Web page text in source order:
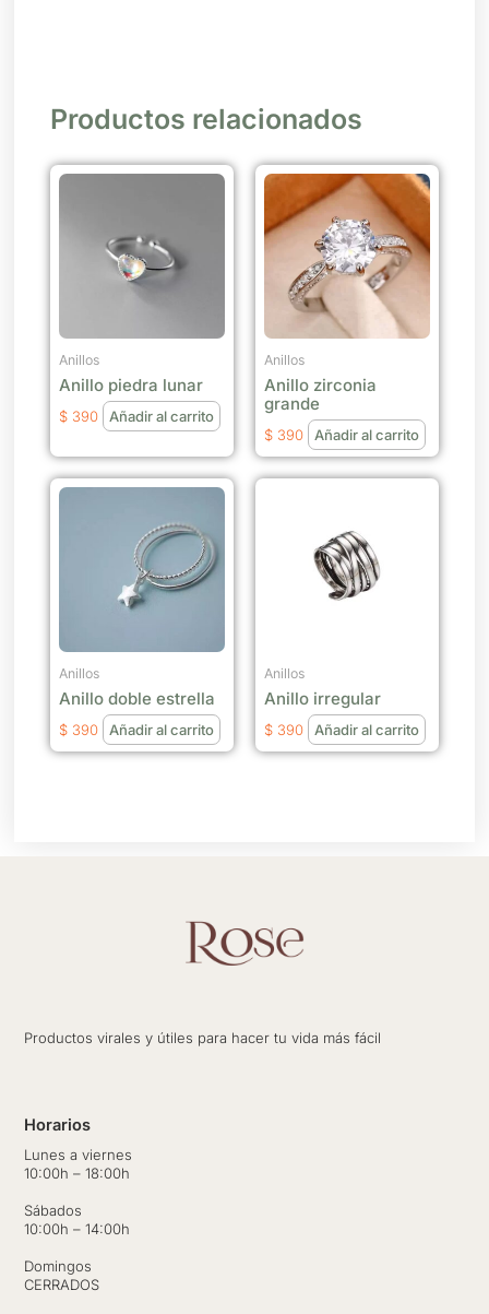
Productos relacionados
Anillos
Anillo piedra lunar
$ 390 Añadir al carrito
Anillos
Anillo zirconia
grande
$ 390 Añadir al carrito
Anillos
Anillo doble estrella
$ 390 Añadir al carrito
Anillos
Anillo irregular
$ 390 Añadir al carrito
Productos virales y útiles para hacer tu vida más fácil
Horarios
Lunes a viernes
10:00h – 18:00h
Sábados
10:00h – 14:00h
Domingos
CERRADOS